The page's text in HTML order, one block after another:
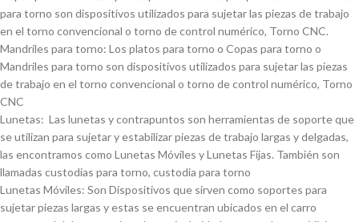
para torno son dispositivos utilizados para sujetar las piezas de trabajo
en el torno convencional o torno de control numérico, Torno CNC.
Mandriles para torno: Los platos para torno o Copas para torno o
Mandriles para torno son dispositivos utilizados para sujetar las piezas
de trabajo en el torno convencional o torno de control numérico, Torno
CNC
Lunetas: Las lunetas y contrapuntos son herramientas de soporte que
se utilizan para sujetar y estabilizar piezas de trabajo largas y delgadas,
las encontramos como Lunetas Móviles y Lunetas Fijas. También son
llamadas custodias para torno, custodia para torno
Lunetas Móviles: Son Dispositivos que sirven como soportes para
sujetar piezas largas y estas se encuentran ubicados en el carro